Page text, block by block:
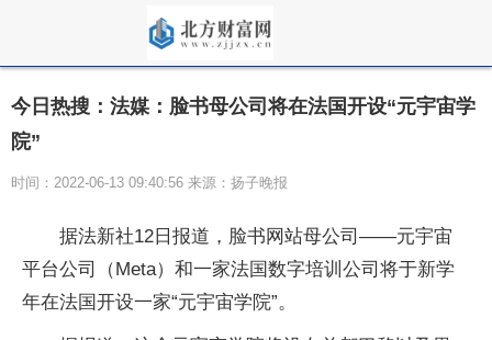
今日热搜：法媒：脸书母公司将在法国开设“元宇宙学
院”
时间：2022-06-13 09:40:56 来源：扬子晚报
据法新社12日报道，脸书网站母公司——元宇宙
平台公司（Meta）和一家法国数字培训公司将于新学
年在法国开设一家“元宇宙学院”。